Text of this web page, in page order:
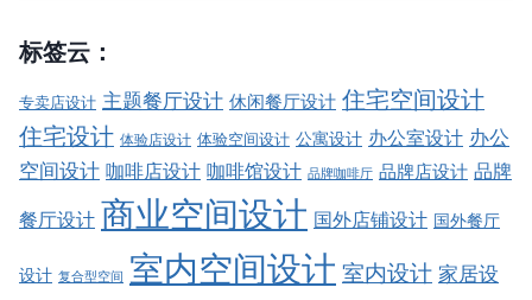
标签云：
专卖店设计 主题餐厅设计 休闲餐厅设计 住宅空间设计
住宅设计 体验店设计 体验空间设计 公寓设计 办公室设计 办公
空间设计 咖啡店设计 咖啡馆设计 品牌咖啡厅 品牌店设计 品牌
餐厅设计 商业空间设计 国外店铺设计 国外餐厅
设计 复合型空间 室内空间设计 室内设计 家居设